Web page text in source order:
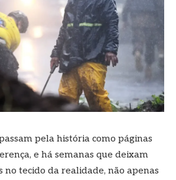
pela história como páginas
e há semanas que deixam
no tecido da realidade, não apenas